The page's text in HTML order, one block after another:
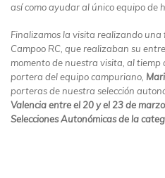
así como ayudar al único equipo de
Finalizamos la visita realizando una
Campoo RC, que realizaban su
momento de nuestra visita, al
portera del equipo campuriano,
porteras de nuestra selección
Valencia entre el 20 y el 23 de
Selecciones Autonómicas de la